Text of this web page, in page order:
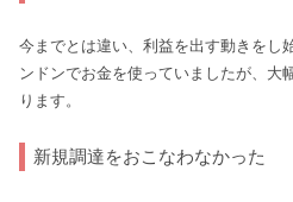
今までとは違い、利益を出す動きをし
ンドンでお金を使っていましたが、大
ります。
新規調達をおこなわなかった